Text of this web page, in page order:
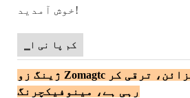
خوش آمدید!
▁کم پا نی ا
ژینگ زو Zomagtc کمپنی لمیٹڈ ڈیزائن، ترقی کر
رہی ہے، مینوفیکچرنگ